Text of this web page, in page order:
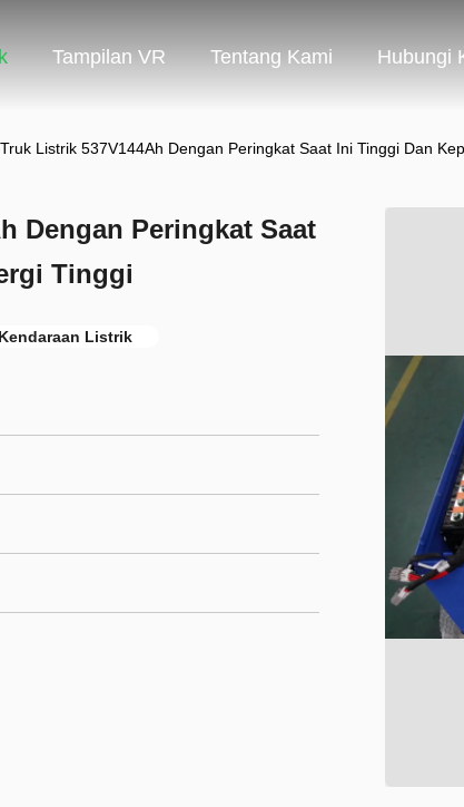
Tampilan VR Tentang Kami Hubungi
Listrik 537V144Ah Dengan Peringkat Saat Ini Tinggi Dan
Dengan Peringkat Saat
Tinggi
Listrik